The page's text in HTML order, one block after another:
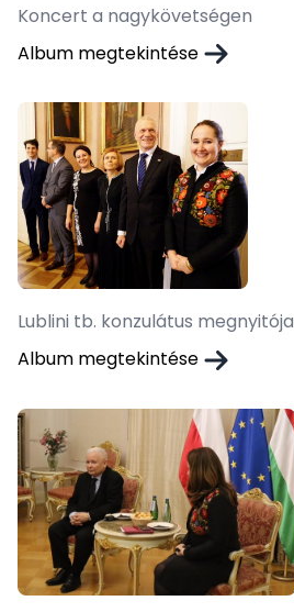
Koncert a nagykövetségen
Album megtekintése
Lublini tb. konzulátus megnyitója
Album megtekintése